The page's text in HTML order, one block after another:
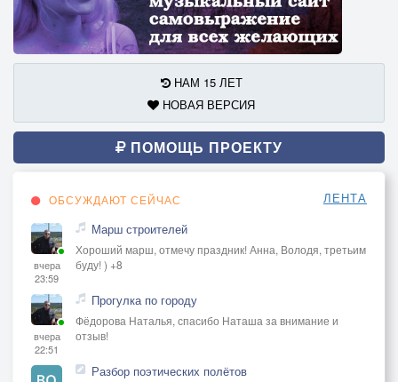
НАМ 15 ЛЕТ
НОВАЯ ВЕРСИЯ
ПОМОЩЬ ПРОЕКТУ
ОБСУЖДАЮТ СЕЙЧАС ЛЕНТА
вчера
23:59
Марш строителей
Хороший марш, отмечу праздник! Анна, Володя, третьим
буду! ) +8
вчера
22:51
Прогулка по городу
Фёдорова Наталья, спасибо Наташа за внимание и
отзыв!
Разбор поэтических полётов